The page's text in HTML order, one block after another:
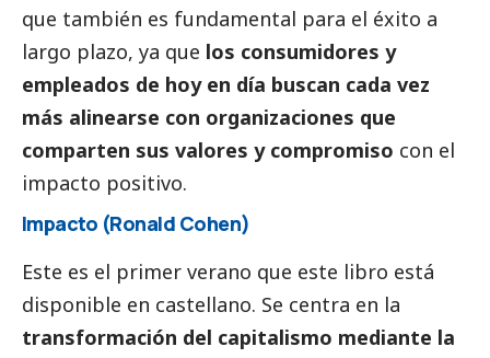
que también es fundamental para el éxito a
largo plazo, ya que los consumidores y
empleados de hoy en día buscan cada vez
más alinearse con organizaciones que
comparten sus valores y compromiso con el
impacto positivo.
Impacto (Ronald Cohen)
Este es el primer verano que este libro está
disponible en castellano. Se centra en la
transformación del capitalismo mediante la